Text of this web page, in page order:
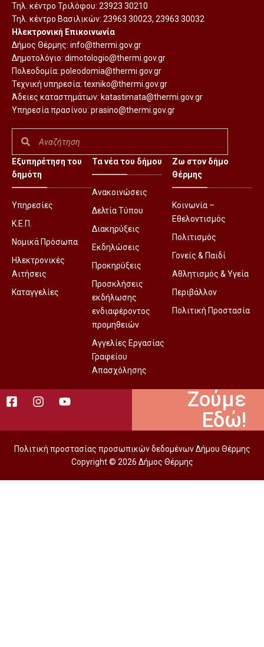
Τηλ. κέντρο Τριλόφου: 23923 30210
Τηλ. κέντρο Βασιλικών: 23963 30023, 23963 30032
Ηλεκτρονική Επικοινωνία
Δήμος Θέρμης: info@thermi.gov.gr
Δημοτολόγιο: dimotologio@thermi.gov.gr
Πολεοδομία: poleodomia@thermi.gov.gr
Τεχνική υπηρεσία: texniko@thermi.gov.gr
Άδειες καταστημάτων: katastimata@thermi.gov.gr
Υπηρεσία πρασίνου: prasino@thermi.gov.gr
Εξυπηρέτηση του
δημότη
Υπηρεσίες
Κ.Ε.Π.
Νομικά Πρόσωπα
Ηλεκτρονικές
Αιτήσεις
Καταγγελίες
Τα νέα του δήμου
Ανακοινώσεις
Δελτία Τύπου
Διακηρύξεις
Εκδηλώσεις
Προκηρύξεις
Προσκλήσεις
εκδήλωσης
ενδιαφέροντος
προμηθειών
Αγγελίες Εργασίας
Γραφείου
Απασχόλησης
Ζω στον δήμο
Θέρμης
Κοινωνία –
Εθελοντισμός
Πολιτισμός
Γονείς & Παιδί
Αθλητισμός & Υγεία
Περιβάλλον
Πολιτική Προστασία
Ζούμε
Εδώ!
Πολιτική προστασίας προσωπικών δεδομένων Δήμου Θέρμης
Copyright © 2026 Δήμος Θέρμης